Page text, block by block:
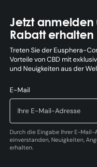
Jetzt anmelden
Rabatt erhalten
Treten Sie der Eusphera-
Vorteile von CBD mit
und Neuigkeiten aus der
E-Mail
Durch die Eingabe Ihrer E-
einverstanden, Neuigkeiten,
erhalten.